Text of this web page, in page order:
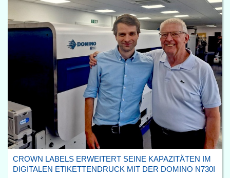
CROWN LABELS ERWEITERT SEINE KAPAZITÄTEN IM
DIGITALEN ETIKETTENDRUCK MIT DER DOMINO N730I